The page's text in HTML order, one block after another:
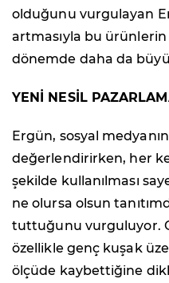
olduğunu vurgulayan
artmasıyla bu ürünlerin
dönemde daha da
YENİ NESİL
Ergün, sosyal
değerlendirirken, her
şekilde kullanılması
ne olursa olsun
tuttuğunu vurguluyor.
özellikle genç kuşak
ölçüde kaybettiğine